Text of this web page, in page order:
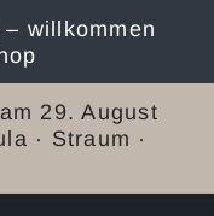
willkommen
29. August
· Straum ·